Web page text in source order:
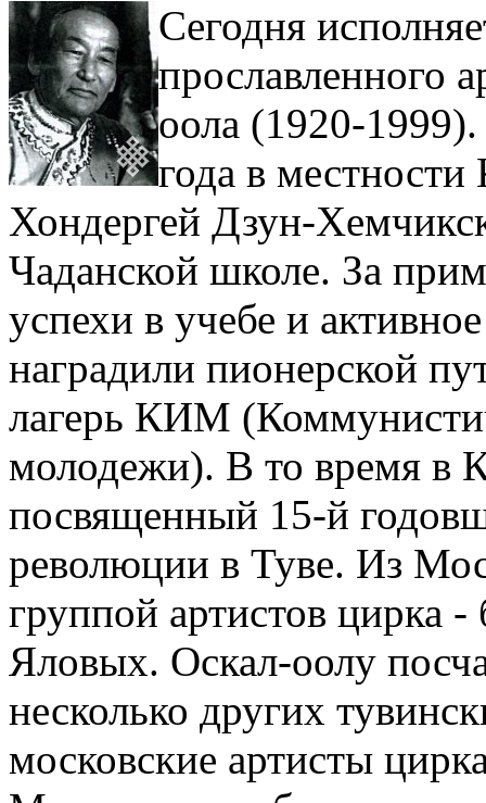
Сегодня
прославленного
оола (1920-
года в
Хондергей Дзун-
Чаданской школе. За
успехи в учебе и
наградили пионерской
лагерь КИМ
молодежи). В то время в
посвященный 15-й
революции в Туве. Из
группой артистов цирка
Яловых. Оскал-оолу
несколько других
московские артисты